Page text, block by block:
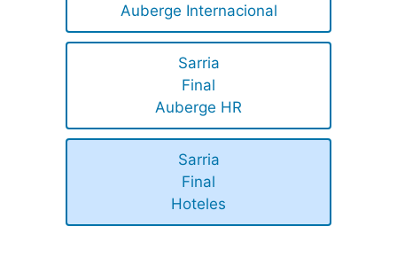
Auberge Internacional
Sarria
Final
Auberge HR
Sarria
Final
Hoteles